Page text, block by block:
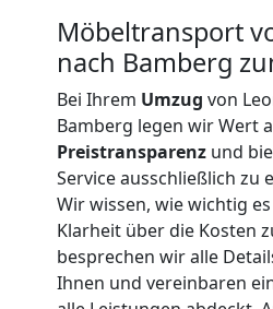
Möbeltransport
nach Bamberg
Bei Ihrem Umzug von
Bamberg legen wir Wert
Preistransparenz und
Service ausschließlich zu
Wir wissen, wie wichtig
Klarheit über die Kosten
besprechen wir alle
Ihnen und vereinbaren
Leonding
Tragehilfe
Leonding